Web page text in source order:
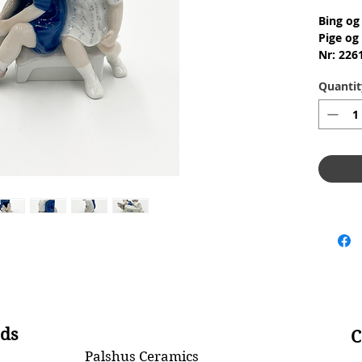
Bing
Pige
Nr: 2261
skår
Palshus Ceramics